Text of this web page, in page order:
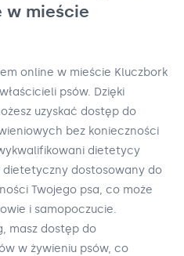
w mieście
online w mieście Kluczbork
psów. Dzięki
uzyskać dostęp do
bez konieczności
dietetycy
dostosowany do
Twojego psa, co może
i samopoczucie.
masz dostęp do
w żywieniu psów, co